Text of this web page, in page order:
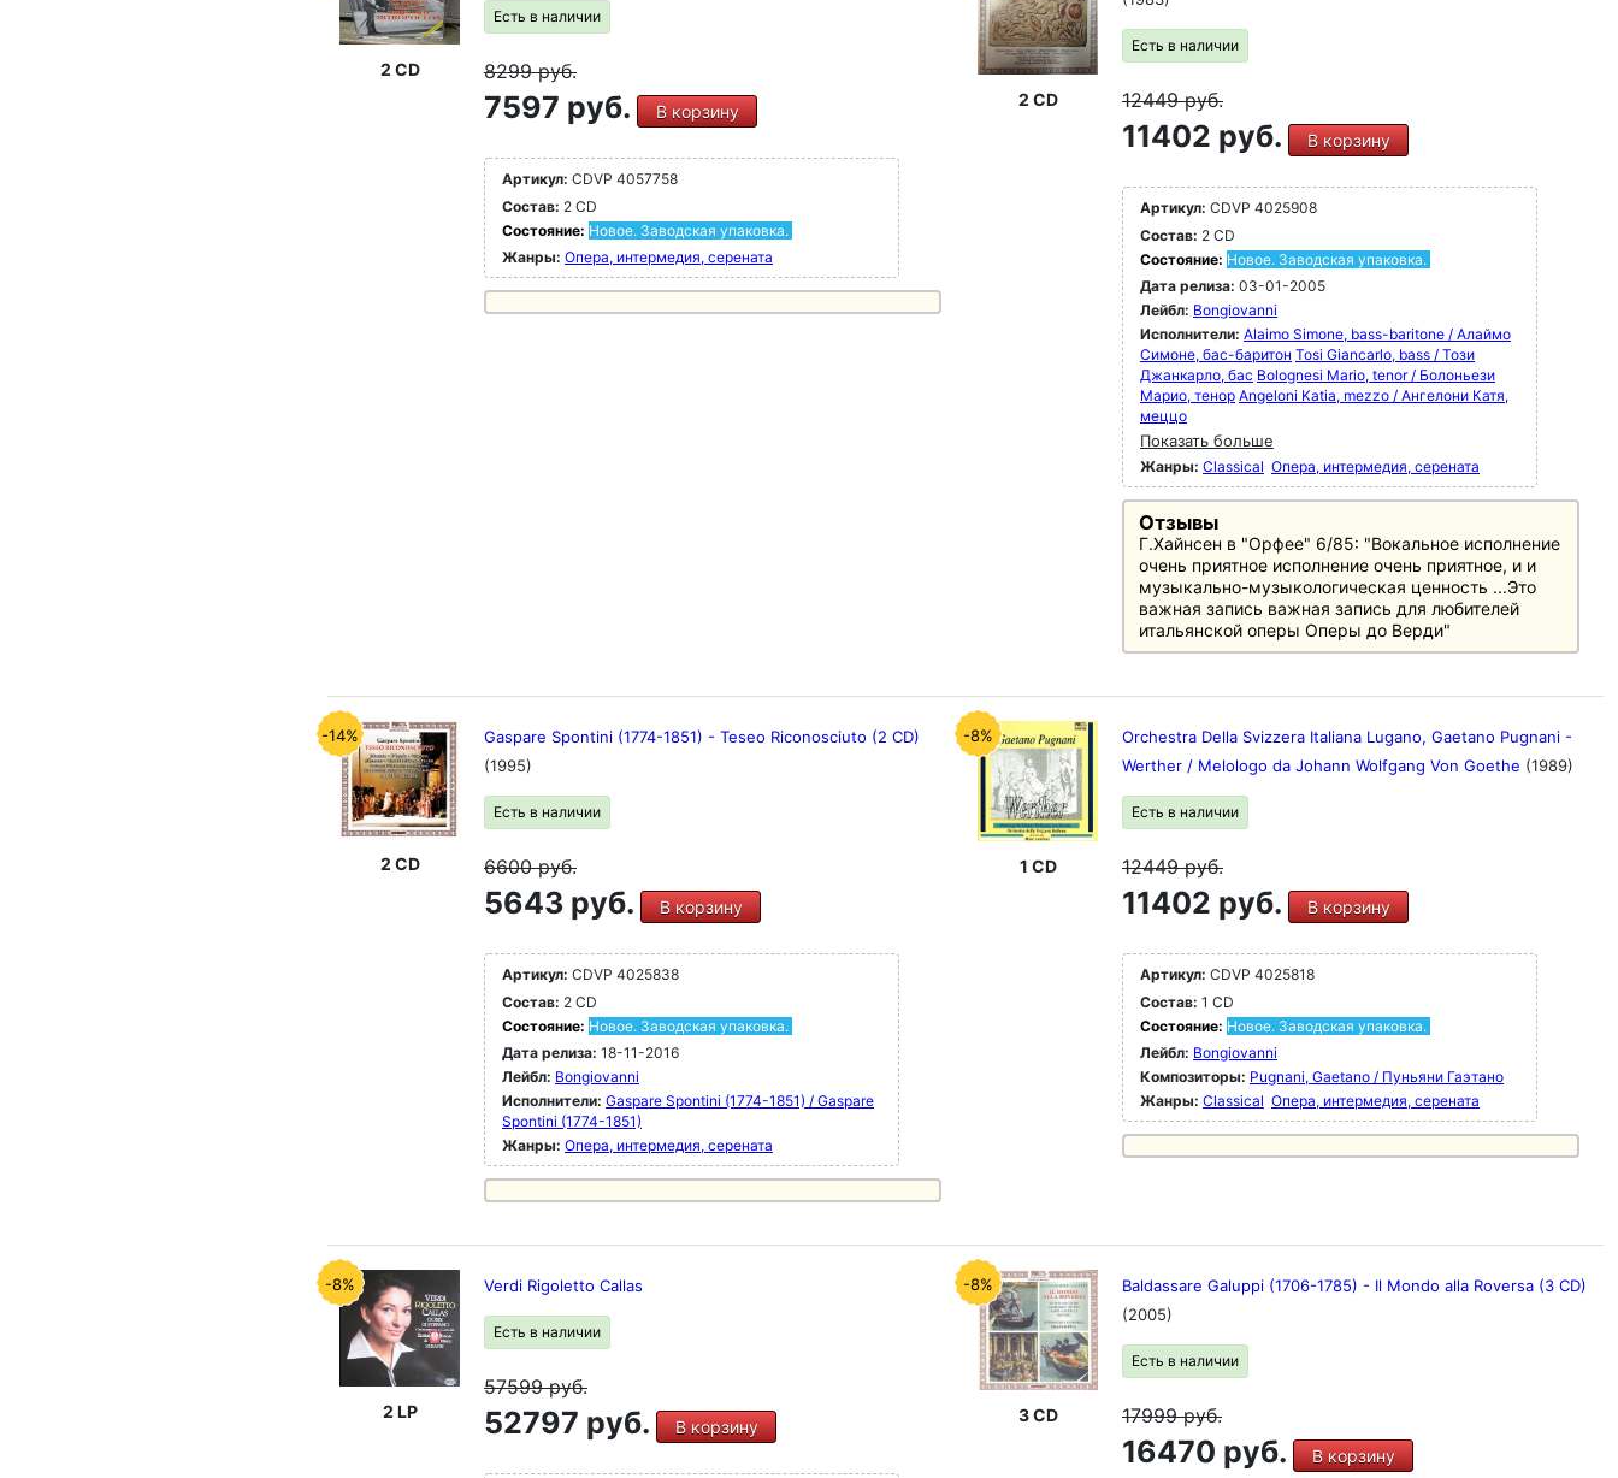
2 CD
Есть в наличии
8299руб.
7597 руб. В корзину
Артикул: CDVP 4057758
Состав: 2 CD
Состояние: Новое. Заводская упаковка.
Жанры: Опера, интермедия, серената
2 CD
Есть в наличии
12449руб.
11402 руб. В корзину
Артикул: CDVP 4025908
Состав: 2 CD
Состояние: Новое. Заводская упаковка.
Дата релиза: 03-01-2005
Лейбл: Bongiovanni
Исполнители: Alaimo Simone, bass-baritone / Алаймо
Симоне, бас-баритон Tosi Giancarlo, bass / Този
Джанкарло, бас Bolognesi Mario, tenor / Болоньези
Марио, тенор Angeloni Katia, mezzo / Ангелони Катя,
меццо
Показать больше
Жанры: Classical Опера, интермедия, серената
Отзывы
Г.Хайнсен в "Орфее" 6/85: "Вокальное исполнение
очень приятное исполнение очень приятное, и и
музыкально-музыкологическая ценность ...Это
важная запись важная запись для любителей
итальянской оперы Оперы до Верди"
-14%
2 CD
Gaspare Spontini (1774-1851) - Teseo Riconosciuto (2 CD)
(1995)
Есть в наличии
6600руб.
5643 руб. В корзину
Артикул: CDVP 4025838
Состав: 2 CD
Состояние: Новое. Заводская упаковка.
Дата релиза: 18-11-2016
Лейбл: Bongiovanni
Исполнители: Gaspare Spontini (1774-1851) / Gaspare
Spontini (1774-1851)
Жанры: Опера, интермедия, серената
-8%
1 CD
Orchestra Della Svizzera Italiana Lugano, Gaetano Pugnani -
Werther / Melologo da Johann Wolfgang Von Goethe (1989)
Есть в наличии
12449руб.
11402 руб. В корзину
Артикул: CDVP 4025818
Состав: 1 CD
Состояние: Новое. Заводская упаковка.
Лейбл: Bongiovanni
Композиторы: Pugnani, Gaetano / Пуньяни Гаэтано
Жанры: Classical Опера, интермедия, серената
-8%
2 LP
Verdi Rigoletto Callas
Есть в наличии
57599руб.
52797 руб. В корзину
-8%
3 CD
Baldassare Galuppi (1706-1785) - Il Mondo alla Roversa (3 CD)
(2005)
Есть в наличии
17999руб.
16470 руб. В корзину